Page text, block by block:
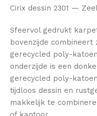
Cirix dessin 2301 —
Sfeervol gedrukt
bovenzijde
gerecycled poly-
onderzijde is een
gerecycled poly-
tijdloos dessin en
makkelijk te